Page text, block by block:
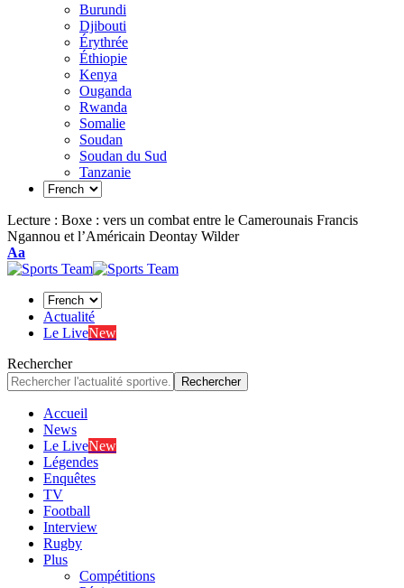
Burundi
Djibouti
Érythrée
Éthiopie
Kenya
Ouganda
Rwanda
Somalie
Soudan
Soudan du Sud
Tanzanie
Lecture : Boxe : vers un combat entre le Camerounais Francis
Ngannou et l’Américain Deontay Wilder
Aa
Actualité
Le LiveNew
Rechercher
Accueil
News
Le LiveNew
Légendes
Enquêtes
TV
Football
Interview
Rugby
Plus
Compétitions